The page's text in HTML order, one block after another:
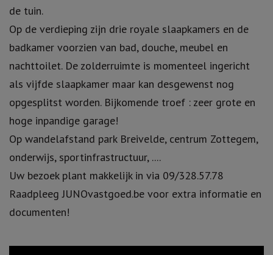
de tuin.
Op de verdieping zijn drie royale slaapkamers en de
badkamer voorzien van bad, douche, meubel en
nachttoilet. De zolderruimte is momenteel ingericht
als vijfde slaapkamer maar kan desgewenst nog
opgesplitst worden. Bijkomende troef : zeer grote en
hoge inpandige garage!
Op wandelafstand park Breivelde, centrum Zottegem,
onderwijs, sportinfrastructuur, ....
Uw bezoek plant makkelijk in via 09/328.57.78
Raadpleeg JUNOvastgoed.be voor extra informatie en
documenten!